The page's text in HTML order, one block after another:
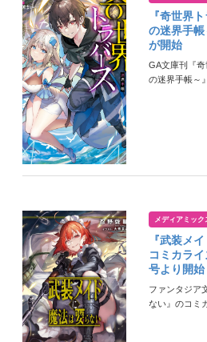
『奇世界
の迷界手
が開始
GA文庫刊『
の迷界手帳～
メディアミック
『武装メ
コミカラ
号より開始
ファンタジア
ない』のコミ